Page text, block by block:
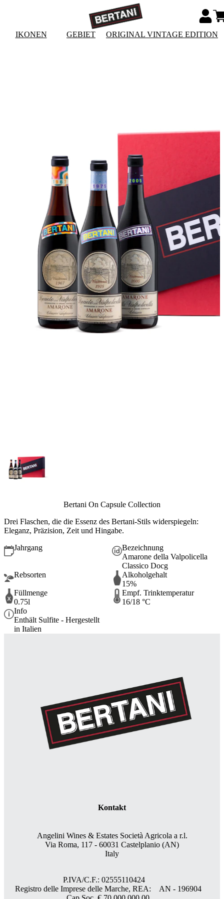
IKONEN GEBIET ORIGINAL VINTAGE EDITION
Bertani On Capsule Collection
Drei Flaschen, die die Essenz des Bertani-Stils widerspiegeln:
Eleganz, Präzision, Zeit und Hingabe.
Jahrgang
Bezeichnung
Amarone della Valpolicella
Classico Docg
Rebsorten
Alkoholgehalt
15%
Füllmenge
0.75l
Empf. Trinktemperatur
16/18 °C
Info
Enthält Sulfite - Hergestellt
in Italien
Kontakt
Angelini Wines & Estates Società Agricola a r.l.
Via Roma, 117 - 60031 Castelplanio (AN)
Italy
P.IVA/C.F.: 02555110424
Registro delle Imprese delle Marche, REA: AN - 196904